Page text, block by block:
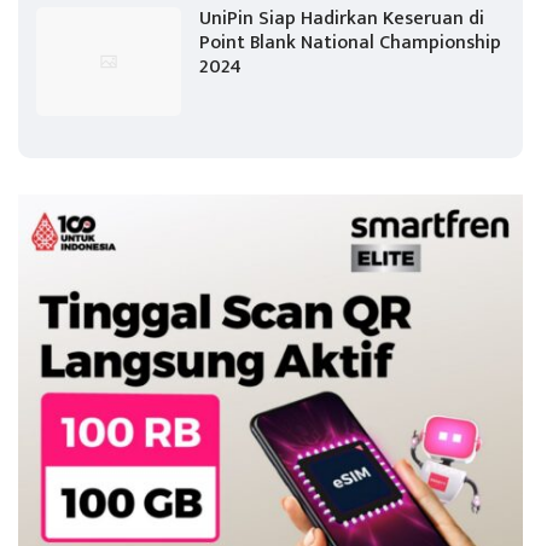
UniPin Siap Hadirkan Keseruan di
Point Blank National Championship
2024